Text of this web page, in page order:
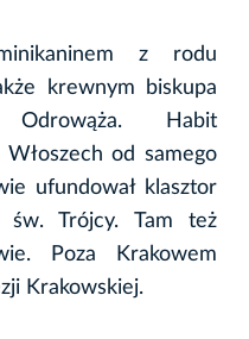
z rodu
krewnym biskupa
Odrowąża. Habit
od samego
ufundował klasztor
Trójcy. Tam też
Poza Krakowem
Krakowskiej.